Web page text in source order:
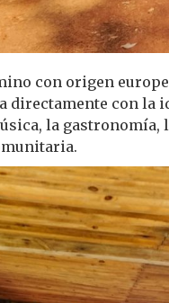
con origen
directamente con la
la gastronomía,